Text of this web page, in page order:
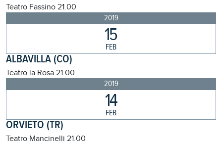
Teatro Fassino 21.00
2019
15
FEB
ALBAVILLA (CO)
Teatro la Rosa 21.00
2019
14
FEB
ORVIETO (TR)
Teatro Mancinelli 21.00